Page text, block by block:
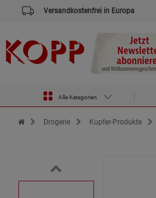
Versandkostenfrei in Europa
Alle Kategorien
Zur Startseite des Kopp Verlag Online-Shop
Drogerie Kupfer-Produkte